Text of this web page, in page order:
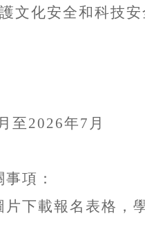
文化安全和科技安
至2026年7 月
項：
片下載報名表格，